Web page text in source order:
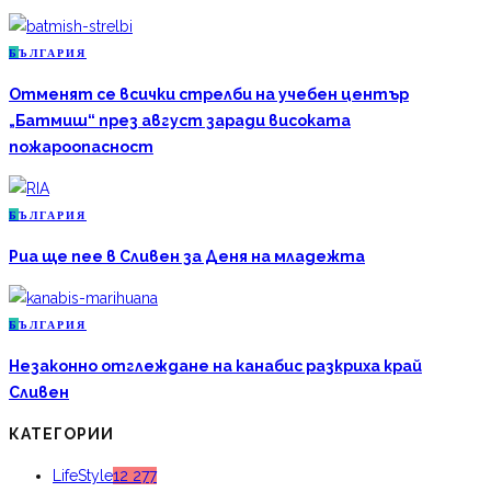
Б ЪЛГАРИЯ
Отменят се всички стрелби на учебен център
„Батмиш“ през август заради високата
пожароопасност
Б ЪЛГАРИЯ
Риа ще пее в Сливен за Деня на младежта
Б ЪЛГАРИЯ
Незаконно отглеждане на канабис разкриха край
Сливен
КАТЕГОРИИ
LifeStyle12 277